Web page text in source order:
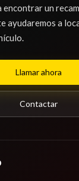
DERECHA
DERECHA
MONTERO (L040)
(L040)
Consultar
encontrar un
ayudaremos a
Llamar ahora
Contactar